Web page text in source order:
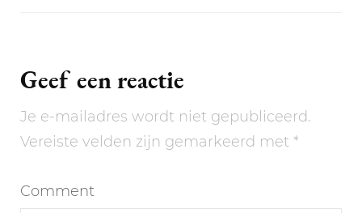
Geef een reactie
Je e-mailadres wordt niet gepubliceerd.
Vereiste velden zijn gemarkeerd met *
Comment